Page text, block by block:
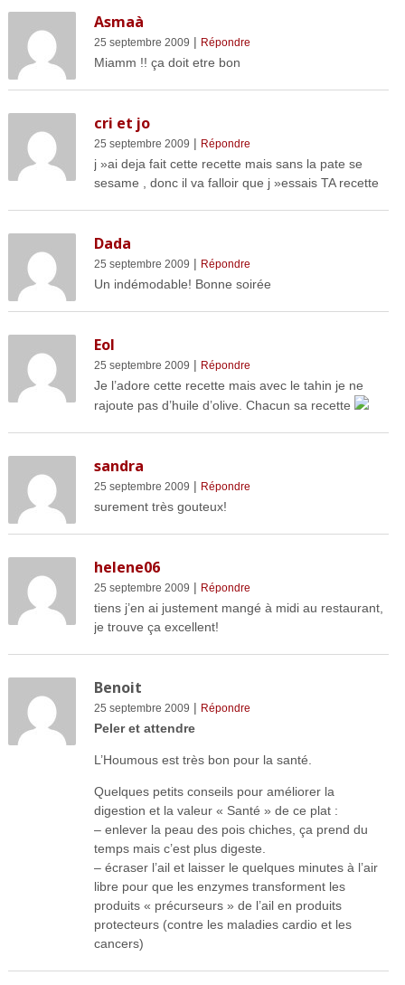
Asmaà
25 septembre 2009 | Répondre
Miamm !! ça doit etre bon
cri et jo
25 septembre 2009 | Répondre
j »ai deja fait cette recette mais sans la pate se
sesame , donc il va falloir que j »essais TA recette
Dada
25 septembre 2009 | Répondre
Un indémodable! Bonne soirée
Eol
25 septembre 2009 | Répondre
Je l’adore cette recette mais avec le tahin je ne
rajoute pas d’huile d’olive. Chacun sa recette
sandra
25 septembre 2009 | Répondre
surement très gouteux!
helene06
25 septembre 2009 | Répondre
tiens j’en ai justement mangé à midi au restaurant,
je trouve ça excellent!
Benoit
25 septembre 2009 | Répondre
Peler et attendre
L’Houmous est très bon pour la santé.
Quelques petits conseils pour améliorer la
digestion et la valeur « Santé » de ce plat :
– enlever la peau des pois chiches, ça prend du
temps mais c’est plus digeste.
– écraser l’ail et laisser le quelques minutes à l’air
libre pour que les enzymes transforment les
produits « précurseurs » de l’ail en produits
protecteurs (contre les maladies cardio et les
cancers)